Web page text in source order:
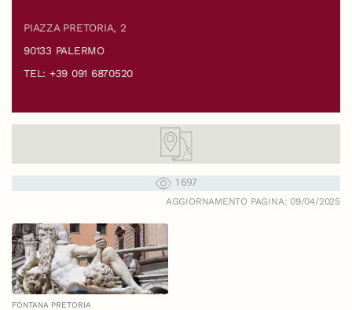
PIAZZA PRETORIA, 2
90133 PALERMO
TEL: +39 091 6870520
1697
AGGIORNAMENTO PAGINA: 09/04/2025
FONTANA PRETORIA